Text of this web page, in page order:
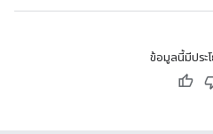
ข้อมูลนี้มีประ